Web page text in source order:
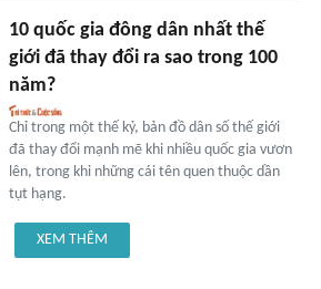
10 quốc gia đông dân nhất thế
giới đã thay đổi ra sao trong 100
năm?
Chỉ trong một thế kỷ, bản đồ dân số thế giới
đã thay đổi mạnh mẽ khi nhiều quốc gia vươn
lên, trong khi những cái tên quen thuộc dần
tụt hạng.
XEM THÊM